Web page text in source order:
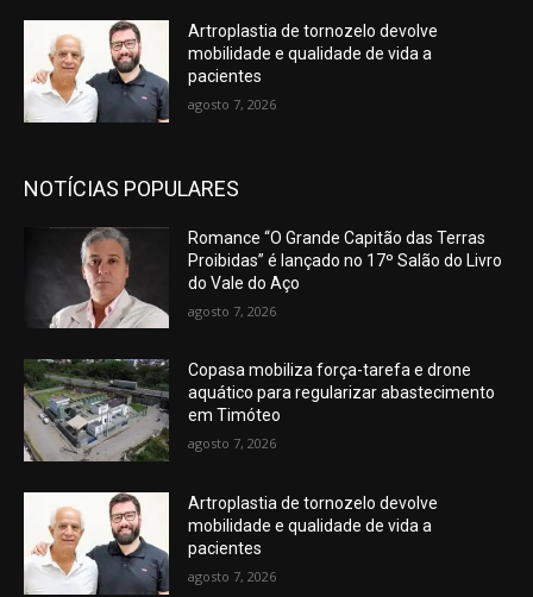
Artroplastia de tornozelo devolve
mobilidade e qualidade de vida a
pacientes
agosto 7, 2026
NOTÍCIAS POPULARES
Romance “O Grande Capitão das Terras
Proibidas” é lançado no 17º Salão do Livro
do Vale do Aço
agosto 7, 2026
Copasa mobiliza força-tarefa e drone
aquático para regularizar abastecimento
em Timóteo
agosto 7, 2026
Artroplastia de tornozelo devolve
mobilidade e qualidade de vida a
pacientes
agosto 7, 2026